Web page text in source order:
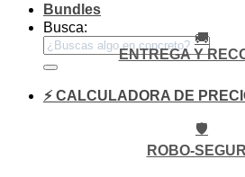
Bundles
Busca:
⚡ CALCULADORA DE
🚚
ENTREGA Y
🛡️
ROBO-